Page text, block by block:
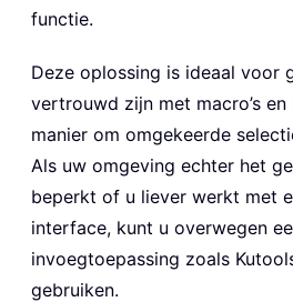
functie.
Deze oplossing is ideaal voor
vertrouwd zijn met macro’s
manier om omgekeerde
Als uw omgeving echter het
beperkt of u liever werkt met
interface, kunt u overwegen
invoegtoepassing zoals
gebruiken.